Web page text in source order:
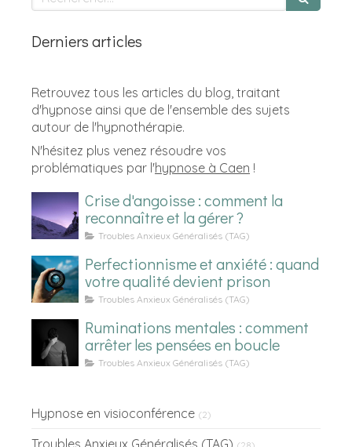
Derniers articles
Retrouvez tous les articles du blog, traitant
d'hypnose ainsi que de l'ensemble des sujets
autour de l'hypnothérapie.
N'hésitez plus venez résoudre vos
problématiques par l'hypnose à Caen !
Crise d'angoisse : comment la
reconnaître et la gérer ?
Troubles Anxieux Généralisés (TAG)
Perfectionnisme et anxiété : quand
votre qualité devient prison
Troubles Anxieux Généralisés (TAG)
Ruminations mentales : comment
arrêter les pensées en boucle
Troubles Anxieux Généralisés (TAG)
Hypnose en visioconférence (2)
Troubles Anxieux Généralisés (TAG)